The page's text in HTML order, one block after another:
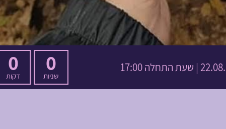
התחלה 17:00 0
שניות
0
דקות